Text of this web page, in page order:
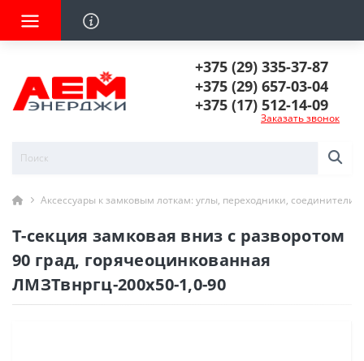
+375 (29) 335-37-87
+375 (29) 657-03-04
+375 (17) 512-14-09
Заказать звонок
Аксессуары к замковым лоткам: углы, переходники, соединители
Т-секция замковая вниз с разворотом
90 град, горячеоцинкованная
ЛМЗТвнргц-200х50-1,0-90